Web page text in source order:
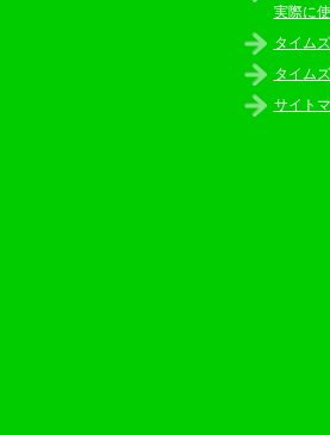
実際に
タイム
タイム
サイト